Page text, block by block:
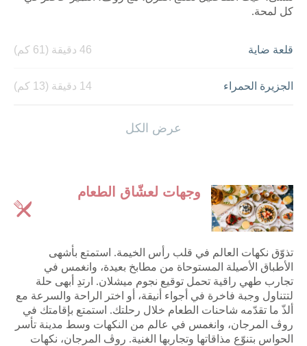
كل لمحة.
قلعة ضاية 46 دقيقة (61 كم)
الجزيرة الحمراء 14 دقيقة (13 كم)
كورنيش القواسم 31 min (24 km)
عرض الكل
وجهات لعشّاق الطعام
تذوّق نكهات العالم في قلب رأس الخيمة. استمتع بأشهى
الأطباق الأصيلة المستوحاة من مطابخ بعيدة، وانغمس في
تجارب طهي راقية تحمل توقيع نجوم ميشلان. ارتدِ أبهى حلة
لتتناول وجبة فاخرة في أجواء أنيقة، أو اختر الراحة والسرعة مع
ألذّ ما تقدّمه شاحنات الطعام خلال رحلتك. استمتع بإقامتك في
روڤ المرجان، وانغمس في عالم من النكهات وسط مدينة تأسر
الحواس بتنوّع مذاقاتها وتجاربها الغنية. روڤ المرجان، نكهات